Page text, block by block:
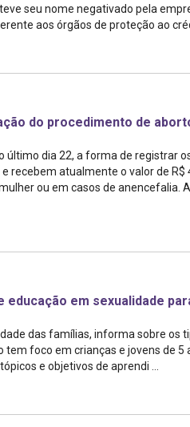
seu nome negativado pela
aos órgãos de proteção ao
do procedimento de
dia 22, a forma de registrar
recebem atualmente o valor de
ou em casos de anencefalia.
em sexualidade
das famílias, informa sobre os
foco em crianças e jovens de 5
e objetivos de aprendi ...